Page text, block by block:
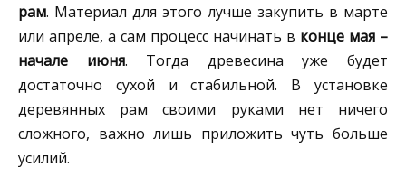
рам. Материал для этого лучше закупить в марте
или апреле, а сам процесс начинать в конце мая –
начале июня. Тогда древесина уже будет
достаточно сухой и стабильной. В установке
деревянных рам своими руками нет ничего
сложного, важно лишь приложить чуть больше
усилий.